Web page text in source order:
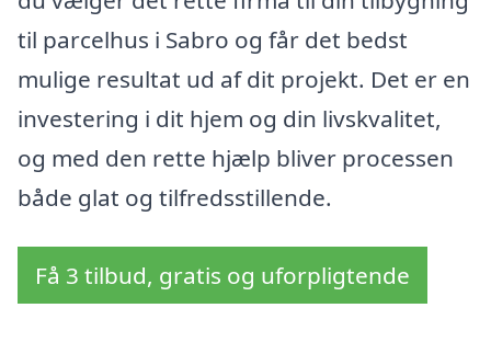
til parcelhus i Sabro og får det bedst
mulige resultat ud af dit projekt. Det er en
investering i dit hjem og din livskvalitet,
og med den rette hjælp bliver processen
både glat og tilfredsstillende.
Få 3 tilbud, gratis og uforpligtende